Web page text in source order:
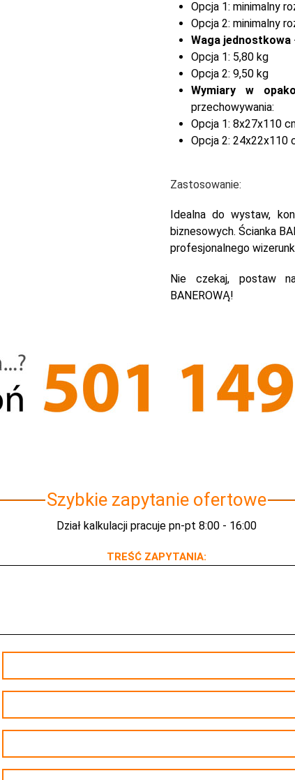
Opcja 1: minimalny
Opcja 2: minimalny
Waga jednostkowa
Opcja 1: 5,80 kg
Opcja 2: 9,50 kg
Wymiary w
przechowywania:
Opcja 1: 8x27x110
Opcja 2: 24x22x110
Zastosowanie:
Idealna do wystaw,
biznesowych. Ścianka
profesjonalnego
Nie czekaj, postaw
BANEROWĄ!
Szybkie zapytanie ofertowe
Dział kalkulacji pracuje pn-pt 8:00 - 16:00
TREŚĆ ZAPYTANIA: